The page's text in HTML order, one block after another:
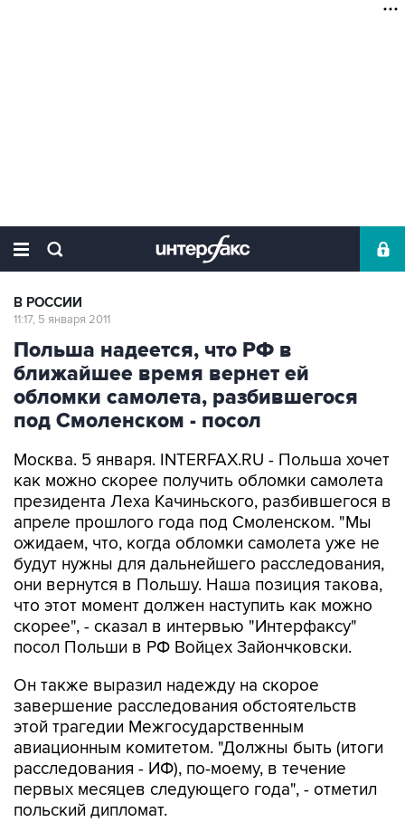
В РОССИИ
11:17, 5 января 2011
Польша надеется, что РФ в
ближайшее время вернет ей
обломки самолета, разбившегося
под Смоленском - посол
Москва. 5 января. INTERFAX.RU - Польша хочет
как можно скорее получить обломки самолета
президента Леха Качиньского, разбившегося в
апреле прошлого года под Смоленском. "Мы
ожидаем, что, когда обломки самолета уже не
будут нужны для дальнейшего расследования,
они вернутся в Польшу. Наша позиция такова,
что этот момент должен наступить как можно
скорее", - сказал в интервью "Интерфаксу"
посол Польши в РФ Войцех Зайончковски.
Он также выразил надежду на скорое
завершение расследования обстоятельств
этой трагедии Межгосударственным
авиационным комитетом. "Должны быть (итоги
расследования - ИФ), по-моему, в течение
первых месяцев следующего года", - отметил
польский дипломат.